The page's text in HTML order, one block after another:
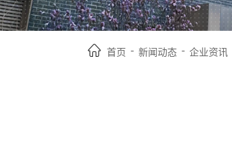
首页 - 新闻动态 - 企业资讯